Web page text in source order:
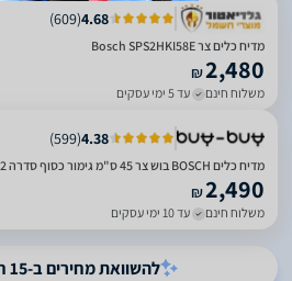
4.68
(
609
)
מדיח כלים ‏צר Bosch SPS2HKI58E
₪2,480
משלוח חינם עד 5 ימי עסקים
4.38
(
599
)
מדיח כלים BOSCH בוש צר 45 ס"מ גימור כסוף סדרה 2 דגם SPS2HKI58E
₪2,490
משלוח חינם עד 10 ימי עסקים
להשוואת מחירים ב-15 חנויות נוספות